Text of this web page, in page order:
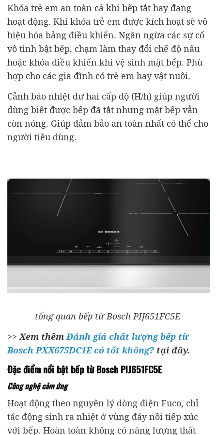
Khóa trẻ em an toàn cả khi bếp tắt hay đang
hoạt động. Khi khóa trẻ em được kích hoạt sẽ vô
hiệu hóa bảng điều khiển. Ngăn ngừa các sự cố
vô tình bật bếp, chạm làm thay đổi chế độ nấu
hoặc khóa điều khiển khi vệ sinh mặt bếp. Phù
hợp cho các gia đình có trẻ em hay vật nuôi.
Cảnh báo nhiệt dư hai cấp độ (H/h) giúp người
dùng biết được bếp đã tắt nhưng mặt bếp vẫn
còn nóng. Giúp đảm bảo an toàn nhất có thể cho
người tiêu dùng.
tổng quan bếp từ Bosch PIJ651FC5E
>> Xem thêmĐánh giá chất lượng bếp từ
Bosch PXX675DC1E có tốt không? tại đây.
Đặc điểm nổi bật bếp từ Bosch PIJ651FC5E
Công nghệ cảm ứng
Hoạt động theo nguyên lý dòng điện Fuco, chỉ
tác động sinh ra nhiệt ở vùng đáy nồi tiếp xúc
với bếp. Hoàn toàn không có năng lượng thất